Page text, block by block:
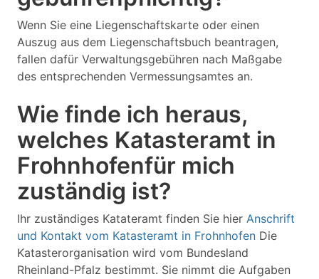
Wenn Sie eine Liegenschaftskarte oder einen
Auszug aus dem Liegenschaftsbuch beantragen,
fallen dafür Verwaltungsgebühren nach Maßgabe
des entsprechenden Vermessungsamtes an.
Wie finde ich heraus,
welches Katasteramt in
Frohnhofenfür mich
zuständig ist?
Ihr zuständiges Katateramt finden Sie hier Anschrift
und Kontakt vom Katasteramt in Frohnhofen Die
Katasterorganisation wird vom Bundesland
Rheinland-Pfalz bestimmt. Sie nimmt die Aufgaben